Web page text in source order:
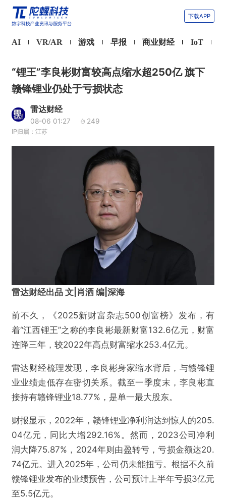
下载APP
AI VR/AR 游戏 早报 商业财经 IoT
“锂王”李良彬财富较高点缩水超250亿 旗下
赣锋锂业仍处于亏损状态
雷达财经
08-06 01:27 249
IP归属：江苏
雷达财经出品 文|肖洒 编|深海
前不久，《2025新财富杂志500创富榜》发布，有
着“江西锂王”之称的李良彬最新财富132.6亿元，财富
连降三年，较2022年高点财富缩水253.4亿元。
雷达财经梳理发现，李良彬身家缩水背后，与赣锋锂
业业绩走低存在密切关系。截至一季度末，李良彬直
接持有赣锋锂业18.77%，是单一最大股东。
财报显示，2022年，赣锋锂业净利润达到惊人的205.
04亿元，同比大增292.16%。然而，2023公司净利
润大降75.87%，2024年则由盈转亏，亏损金额达20.
74亿元。进入2025年，公司仍未能扭亏。根据不久前
赣锋锂业发布的业绩预告，公司预计上半年亏损3亿元
至5.5亿元。